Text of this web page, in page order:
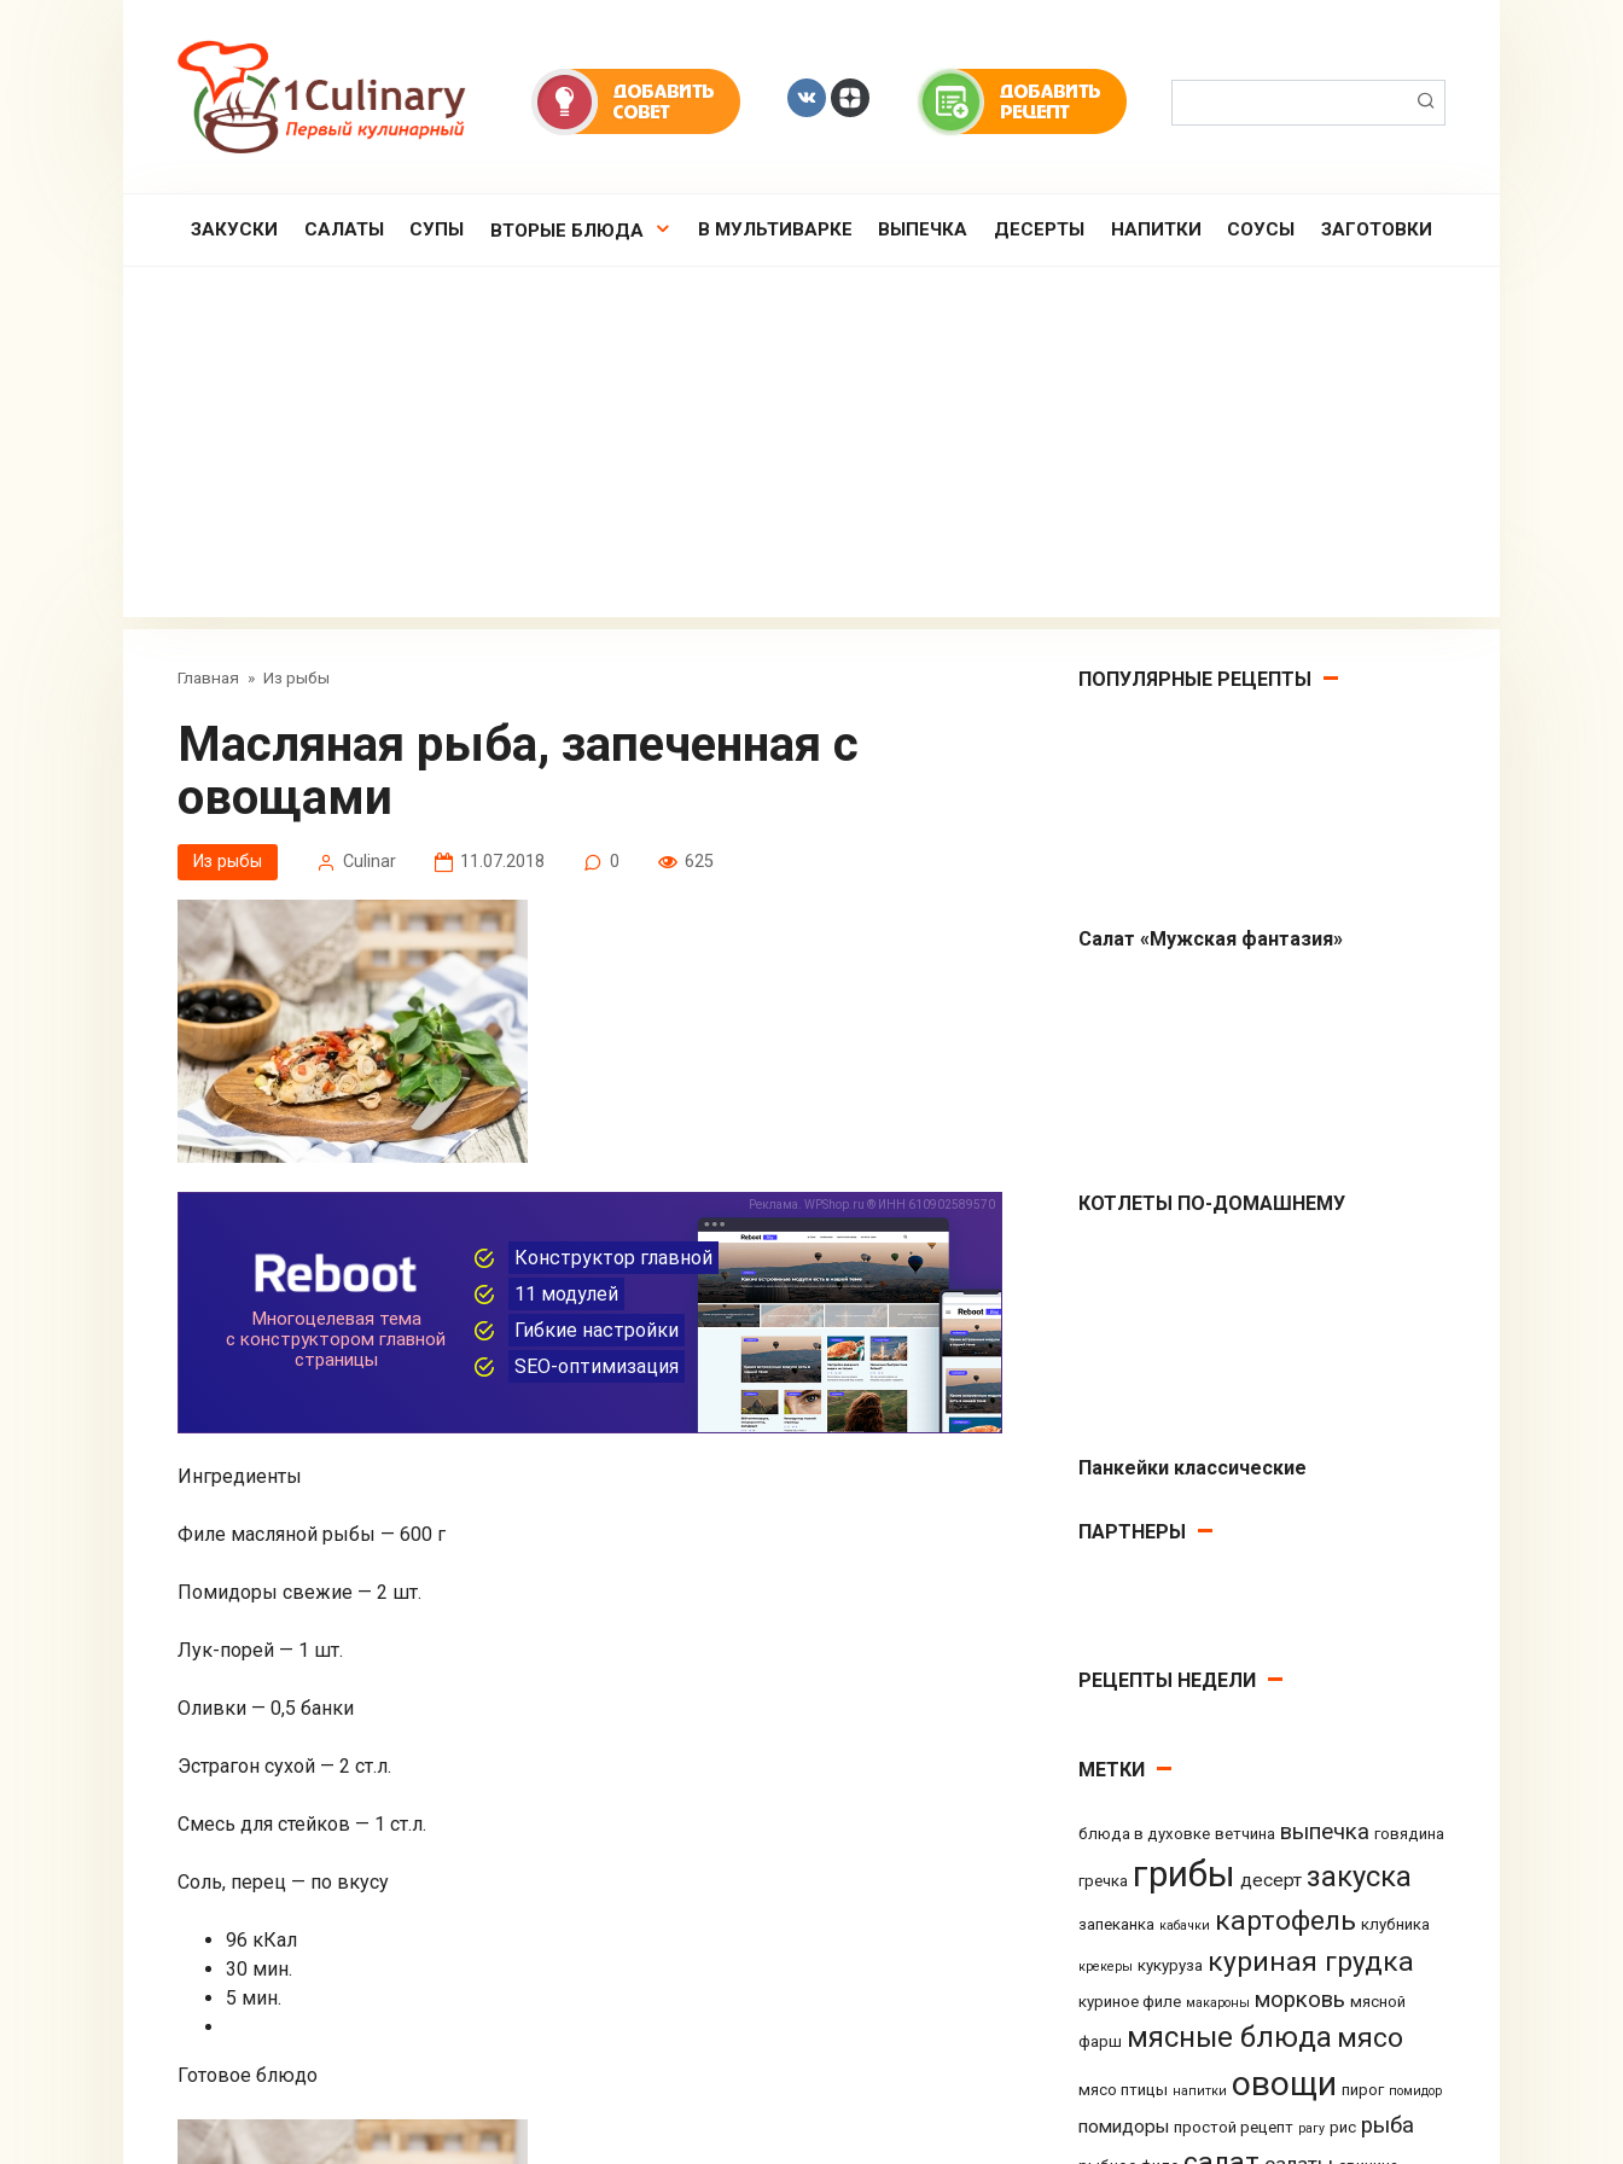
ЗАКУСКИ САЛАТЫ СУПЫ ВТОРЫЕ БЛЮДА В МУЛЬТИВАРКЕ ВЫПЕЧКА ДЕСЕРТЫ НАПИТКИ СОУСЫ ЗАГОТОВКИ
Главная » Из рыбы
Масляная рыба, запеченная с
овощами
Из рыбы Сulinar 11.07.2018 0 625
Ингредиенты
Филе масляной рыбы — 600 г
Помидоры свежие — 2 шт.
Лук-порей — 1 шт.
Оливки — 0,5 банки
Эстрагон сухой — 2 ст.л.
Смесь для стейков — 1 ст.л.
Соль, перец — по вкусу
96 кКал
30 мин.
5 мин.
Готовое блюдо
ПОПУЛЯРНЫЕ РЕЦЕПТЫ
Салат «Мужская фантазия»
КОТЛЕТЫ ПО-ДОМАШНЕМУ
Панкейки классические
ПАРТНЕРЫ
РЕЦЕПТЫ НЕДЕЛИ
МЕТКИ
блюда в духовке ветчина выпечка говядина
гречка грибы десерт закуска
запеканка кабачки картофель клубника
крекеры кукуруза куриная грудка
куриное филе макароны морковь мясной
фарш мясные блюда мясо
мясо птицы напитки овощи пирог помидор
помидоры простой рецепт рагу рис рыба